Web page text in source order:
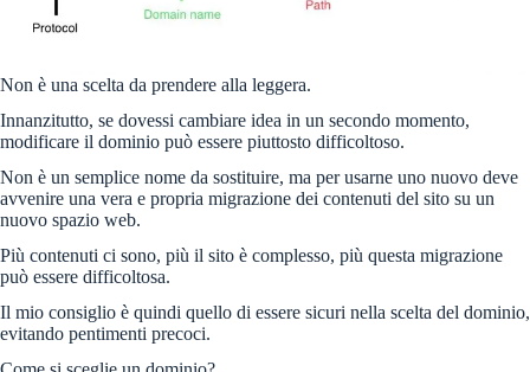
Non è una scelta da prendere alla leggera.
Innanzitutto, se dovessi cambiare idea in un secondo momento,
modificare il dominio può essere piuttosto difficoltoso.
Non è un semplice nome da sostituire, ma per usarne uno nuovo deve
avvenire una vera e propria migrazione dei contenuti del sito su un
nuovo spazio web.
Più contenuti ci sono, più il sito è complesso, più questa migrazione
può essere difficoltosa.
Il mio consiglio è quindi quello di essere sicuri nella scelta del dominio,
evitando pentimenti precoci.